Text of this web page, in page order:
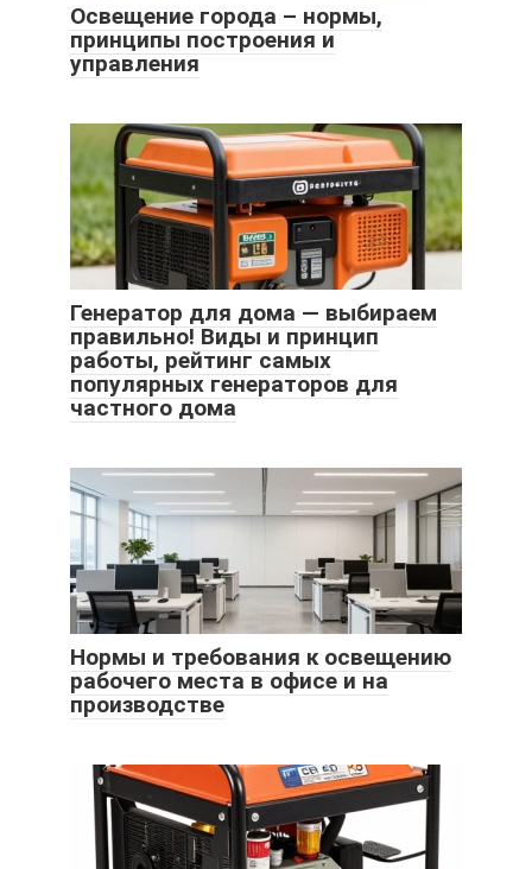
Освещение города – нормы,
принципы построения и
управления
Генератор для дома — выбираем
правильно! Виды и принцип
работы, рейтинг самых
популярных генераторов для
частного дома
Нормы и требования к освещению
рабочего места в офисе и на
производстве